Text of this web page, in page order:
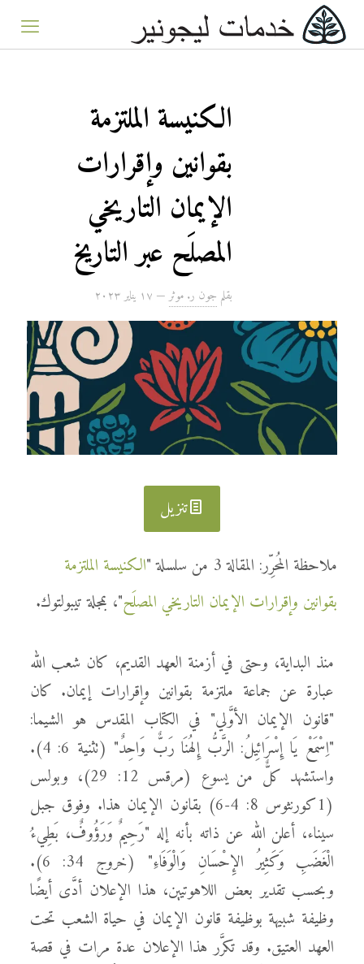
الكنيسة الملتزمة
بقوانين وإقرارات
الإيمان التاريخي
المصلَح عبر التاريخ
بقلم جون ر. موثر — ۱۷ يناير ۲۰۲۳
تنزيل
ملاحظة المُحرِّر: المقالة 3 من سلسلة "
الكنيسة الملتزمة
بقوانين وإقرارات الإيمان التاريخي المصلَح"، بمجلة تيبولتوك.
منذ البداية، وحتى في أزمنة العهد القديم، كان شعب الله
عبارة عن جماعة ملتزمة بقوانين وإقرارات إيمان. كان
"قانون الإيمان الأوَّلي" في الكتاب المقدس هو الشيما:
"اِسْمَعْ يَا إِسْرَائِيلُ: الرَّبُّ إِلهُنَا رَبٌّ وَاحِدٌ" (تثنية 6: 4).
واستشهد كلٌّ من يسوع (مرقس 12: 29)، وبولس
(1كورنثوس 8: 4-6) بقانون الإيمان هذا. وفوق جبل
سيناء، أعلن الله عن ذاته بأنه إله "رَحِيمٌ وَرَؤُوفٌ، بَطِيءُ
الْغَضَبِ وَكَثِيرُ الإِحْسَانِ وَالْوَفَاءِ" (خروج 34: 6).
وبحسب تقدير بعض اللاهوتيين، هذا الإعلان أدَّى أيضًا
وظيفة شبيهة بوظيفة قانون الإيمان في حياة الشعب تحت
العهد العتيق. وقد تكرَّر هذا الإعلان عدة مرات في قصة